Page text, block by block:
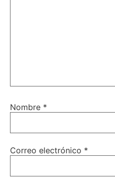
Nombre *
Correo electrónico *